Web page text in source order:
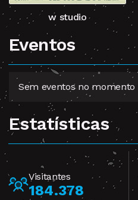
w studio
Eventos
Sem eventos no momento
Estatísticas
Visitantes
184.378